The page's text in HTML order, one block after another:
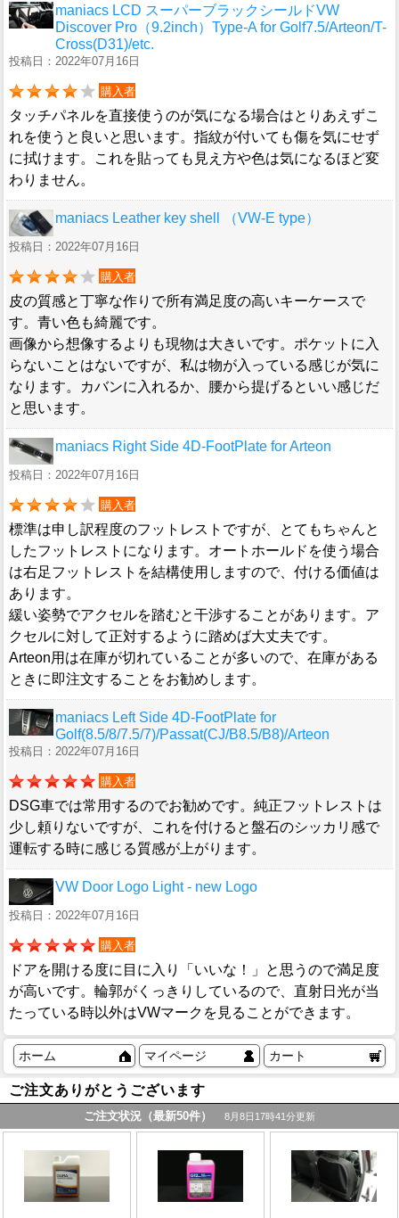
maniacs LCD スーパーブラックシールドVW
Discover Pro（9.2inch）Type-A for Golf7.5/Arteon/T-
Cross(D31)/etc.
投稿日：2022年07月16日
購入者
タッチパネルを直接使うのが気になる場合はとりあえずこ
れを使うと良いと思います。指紋が付いても傷を気にせず
に拭けます。これを貼っても見え方や色は気になるほど変
わりません。
maniacs Leather key shell （VW-E type）
投稿日：2022年07月16日
購入者
皮の質感と丁寧な作りで所有満足度の高いキーケースで
す。青い色も綺麗です。
画像から想像するよりも現物は大きいです。ポケットに入
らないことはないですが、私は物が入っている感じが気に
なります。カバンに入れるか、腰から提げるといい感じだ
と思います。
maniacs Right Side 4D-FootPlate for Arteon
投稿日：2022年07月16日
購入者
標準は申し訳程度のフットレストですが、とてもちゃんと
したフットレストになります。オートホールドを使う場合
は右足フットレストを結構使用しますので、付ける価値は
あります。
緩い姿勢でアクセルを踏むと干渉することがあります。ア
クセルに対して正対するように踏めば大丈夫です。
Arteon用は在庫が切れていることが多いので、在庫がある
ときに即注文することをお勧めします。
maniacs Left Side 4D-FootPlate for
Golf(8.5/8/7.5/7)/Passat(CJ/B8.5/B8)/Arteon
投稿日：2022年07月16日
購入者
DSG車では常用するのでお勧めです。純正フットレストは
少し頼りないですが、これを付けると盤石のシッカリ感で
運転する時に感じる質感が上がります。
VW Door Logo Light - new Logo
投稿日：2022年07月16日
購入者
ドアを開ける度に目に入り「いいな！」と思うので満足度
が高いです。輪郭がくっきりしているので、直射日光が当
たっている時以外はVWマークを見ることができます。
ホーム マイページ カート
ご注文ありがとうございます